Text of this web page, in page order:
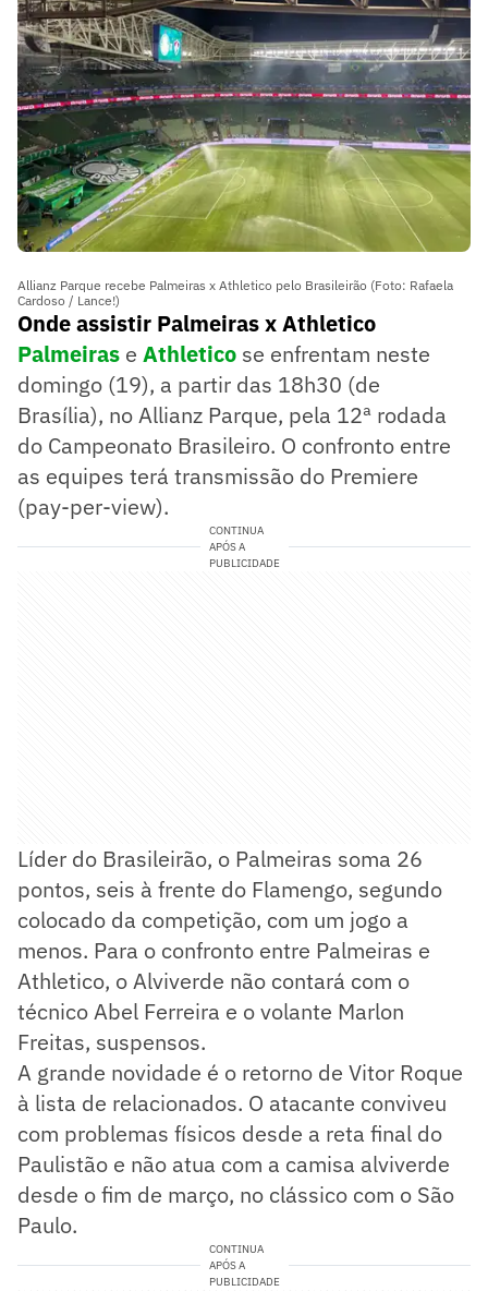
Allianz Parque recebe Palmeiras x Athletico pelo Brasileirão (Foto: Rafaela
Cardoso / Lance!)
Onde assistir Palmeiras x Athletico
Palmeiras e Athletico se enfrentam neste
domingo (19), a partir das 18h30 (de
Brasília), no Allianz Parque, pela 12ª rodada
do Campeonato Brasileiro. O confronto entre
as equipes terá transmissão do Premiere
(pay-per-view).
CONTINUA
APÓS A
PUBLICIDADE
Líder do Brasileirão, o Palmeiras soma 26
pontos, seis à frente do Flamengo, segundo
colocado da competição, com um jogo a
menos. Para o confronto entre Palmeiras e
Athletico, o Alviverde não contará com o
técnico Abel Ferreira e o volante Marlon
Freitas, suspensos.
A grande novidade é o retorno de Vitor Roque
à lista de relacionados. O atacante conviveu
com problemas físicos desde a reta final do
Paulistão e não atua com a camisa alviverde
desde o fim de março, no clássico com o São
Paulo.
CONTINUA
APÓS A
PUBLICIDADE